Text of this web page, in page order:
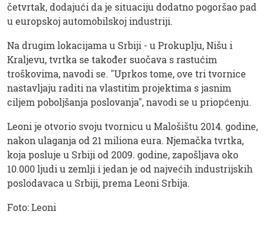
četvrtak, dodajući da je situaciju dodatno pogoršao pad
u europskoj automobilskoj industriji.
Na drugim lokacijama u Srbiji - u Prokuplju, Nišu i
Kraljevu, tvrtka se također suočava s rastućim
troškovima, navodi se. "Uprkos tome, ove tri tvornice
nastavljaju raditi na vlastitim projektima s jasnim
ciljem poboljšanja poslovanja", navodi se u priopćenju.
Leoni je otvorio svoju tvornicu u Malošištu 2014. godine,
nakon ulaganja od 21 miliona eura. Njemačka tvrtka,
koja posluje u Srbiji od 2009. godine, zapošljava oko
10.000 ljudi u zemlji i jedan je od najvećih industrijskih
poslodavaca u Srbiji, prema Leoni Srbija.
Foto: Leoni